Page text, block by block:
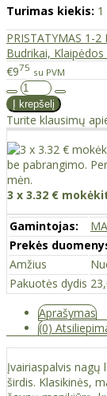
Turimas kiekis: 1
PRISTATYMAS 1-
Budrikai, Klaipėdos
€975 su PVM
Turite klausimų
3 x 3.32 €
Gamintojas:
Prekės
Amžius
Pakuotės dydis
Aprašymas
(0)
Įvairiaspalvis nagų
širdis. Klasikinės,